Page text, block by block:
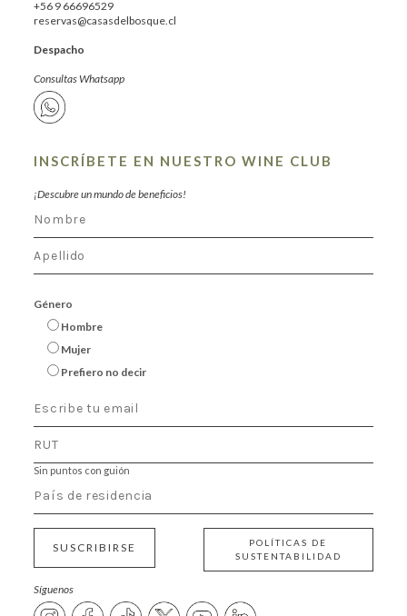
+56 9 66696529
reservas@casasdelbosque.cl
Despacho
Consultas Whatsapp
INSCRÍBETE EN NUESTRO WINE CLUB
¡Descubre un mundo de beneficios!
Género
Hombre
Mujer
Prefiero no decir
Sin puntos con guión
SUSCRIBIRSE
POLÍTICAS DE
SUSTENTABILIDAD
Síguenos